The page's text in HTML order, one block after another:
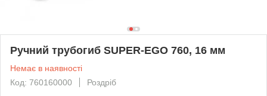
Ручний трубогиб SUPER-EGO 760, 16 мм
Немає в наявності
Код: 760160000
Роздріб